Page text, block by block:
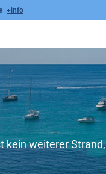
+info
kein weiterer Strand,